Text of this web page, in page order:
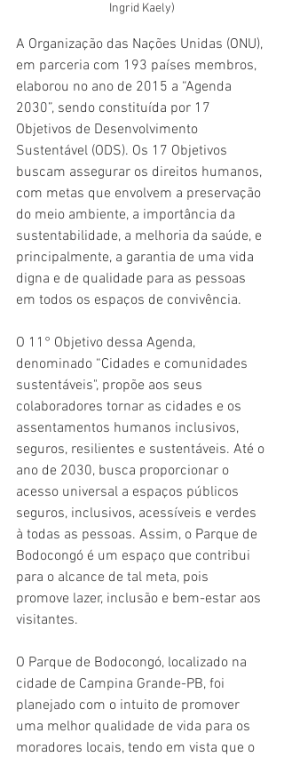
Ingrid Kaely)
A Organização das Nações Unidas (ONU),
em parceria com 193 países membros,
elaborou no ano de 2015 a “Agenda
2030”, sendo constituída por 17
Objetivos de Desenvolvimento
Sustentável (ODS). Os 17 Objetivos
buscam assegurar os direitos humanos,
com metas que envolvem a preservação
do meio ambiente, a importância da
sustentabilidade, a melhoria da saúde, e
principalmente, a garantia de uma vida
digna e de qualidade para as pessoas
em todos os espaços de convivência.
O 11° Objetivo dessa Agenda,
denominado “Cidades e comunidades
sustentáveis", propõe aos seus
colaboradores tornar as cidades e os
assentamentos humanos inclusivos,
seguros, resilientes e sustentáveis. Até o
ano de 2030, busca proporcionar o
acesso universal a espaços públicos
seguros, inclusivos, acessíveis e verdes
à todas as pessoas. Assim, o Parque de
Bodocongó é um espaço que contribui
para o alcance de tal meta, pois
promove lazer, inclusão e bem-estar aos
visitantes.
O Parque de Bodocongó, localizado na
cidade de Campina Grande-PB, foi
planejado com o intuito de promover
uma melhor qualidade de vida para os
moradores locais, tendo em vista que o